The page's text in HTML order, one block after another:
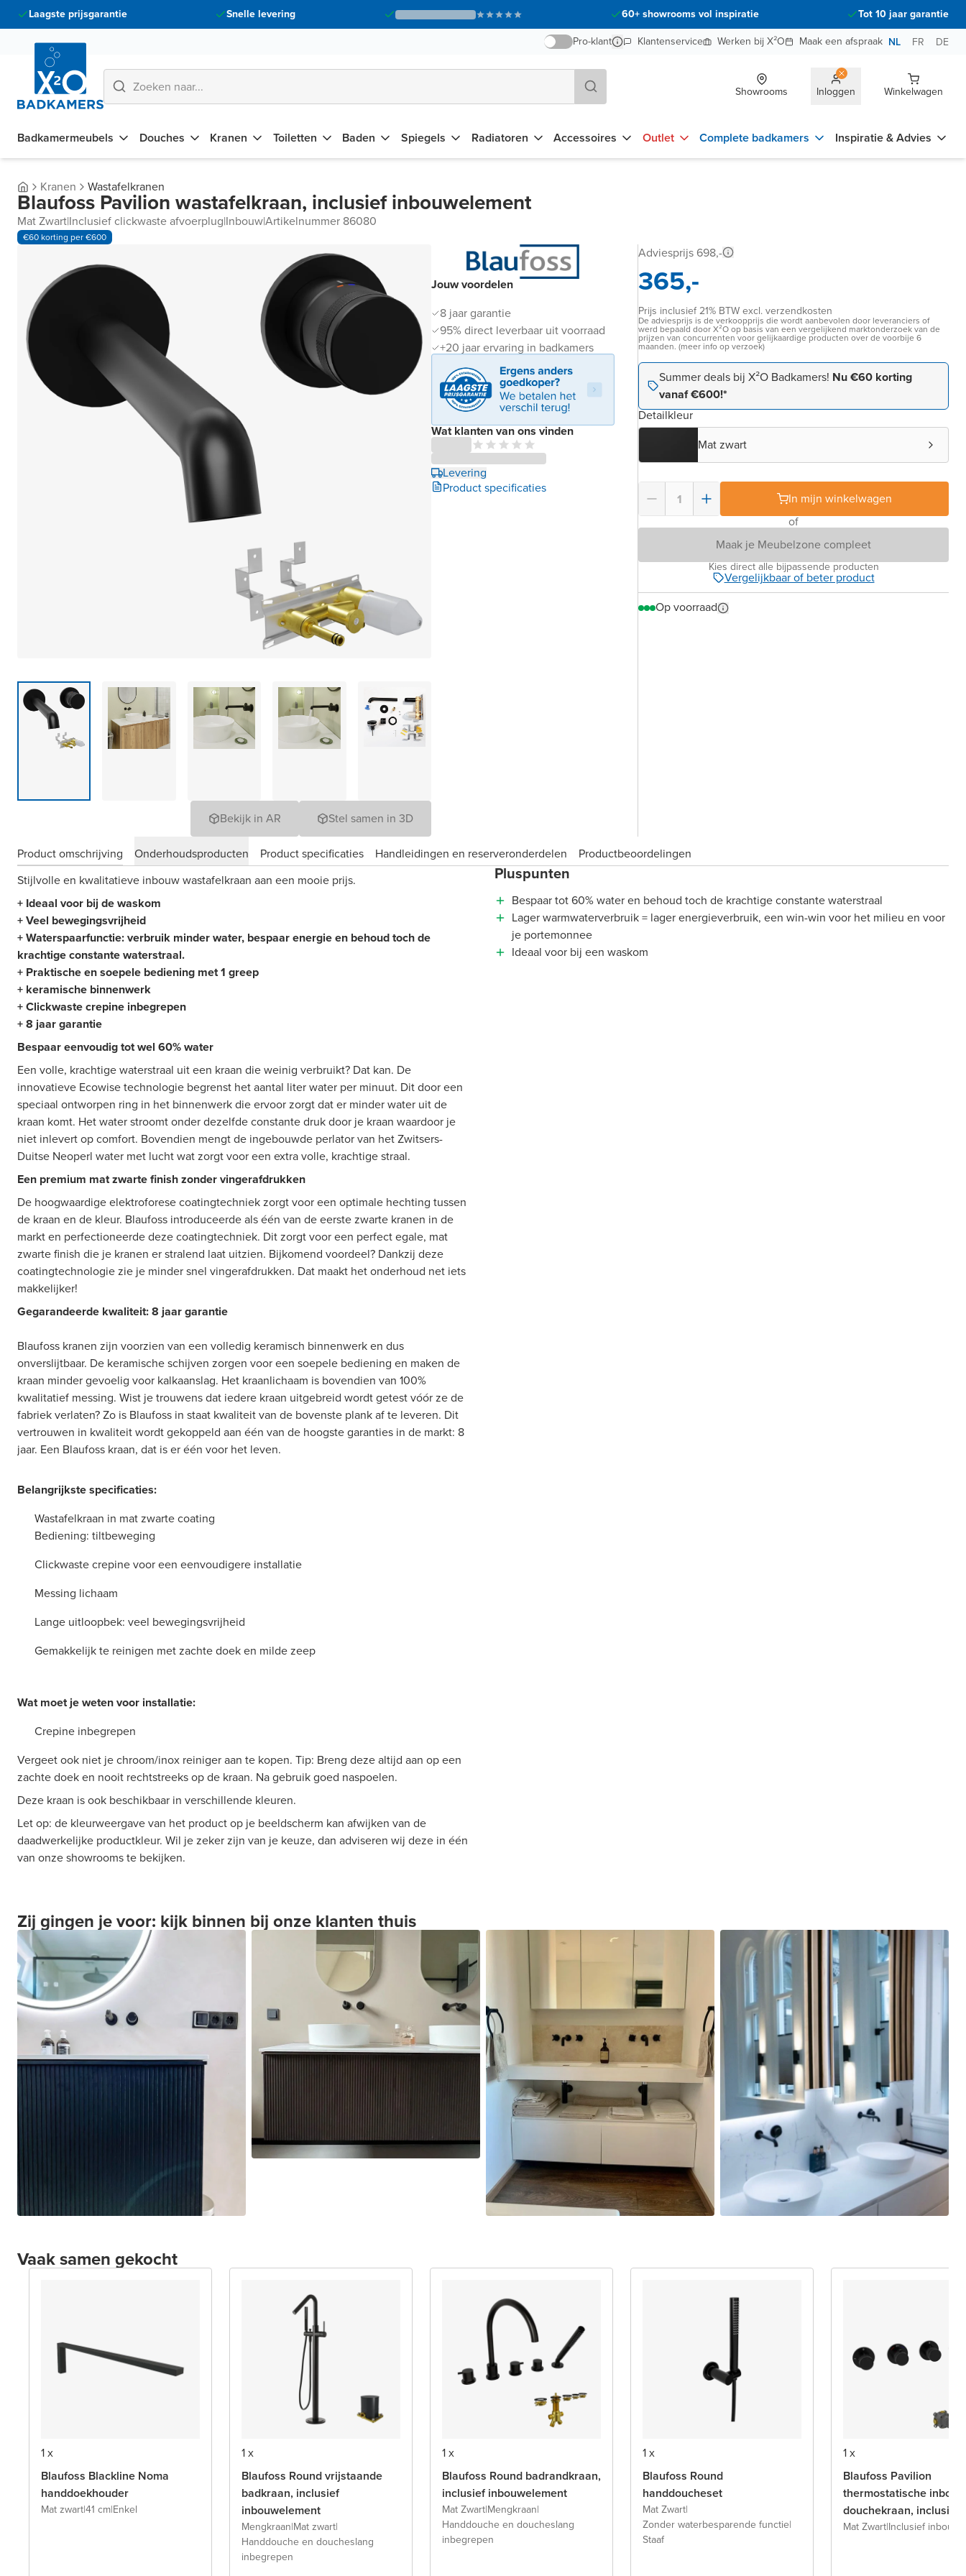
Laagste prijsgarantie Snelle levering 60+ showrooms vol inspiratie
Tot 10 jaar garantie
Pro-klant
Klantenservice Werken bij X²O Maak een afspraak NL FR DE
Showrooms Inloggen Winkelwagen
Badkamermeubels Douches Kranen Toiletten Baden Spiegels Radiatoren Accessoires Outlet Complete badkamers Inspiratie & Advies
Kranen Wastafelkranen
Blaufoss Pavilion wastafelkraan, inclusief inbouwelement
Mat Zwart|Inclusief clickwaste afvoerplug|Inbouw|Artikelnummer 86080
€60 korting per €600
Bekijk in AR Stel samen in 3D
Jouw voordelen
8 jaar garantie
95% direct leverbaar uit voorraad
+20 jaar ervaring in badkamers
Wat klanten van ons vinden
Levering
Product specificaties
Adviesprijs 698,-
365,-
Prijs inclusief 21% BTW excl. verzendkosten
De adviesprijs is de verkoopprijs die wordt aanbevolen door leveranciers of
werd bepaald door X²O op basis van een vergelijkend marktonderzoek van de
prijzen van concurrenten voor gelijkaardige producten over de voorbije 6
maanden. (meer info op verzoek)
Summer deals bij X²O Badkamers! Nu €60 korting
vanaf €600!*
Detailkleur
Mat zwart
In mijn winkelwagen
of
Maak je Meubelzone compleet
Kies direct alle bijpassende producten
Vergelijkbaar of beter product
Op voorraad
Product omschrijving Onderhoudsproducten Product specificaties Handleidingen en reserveronderdelen
Product­beoordelingen
Stijlvolle en kwalitatieve inbouw wastafelkraan aan een mooie prijs.
+ Ideaal voor bij de waskom
+ Veel bewegingsvrijheid
+ Waterspaarfunctie: verbruik minder water, bespaar energie en behoud toch de
krachtige constante waterstraal.
+ Praktische en soepele bediening met 1 greep
+ keramische binnenwerk
+ Clickwaste crepine inbegrepen
+ 8 jaar garantie
Bespaar eenvoudig tot wel 60% water
Een volle, krachtige waterstraal uit een kraan die weinig verbruikt? Dat kan. De
innovatieve Ecowise technologie begrenst het aantal liter water per minuut. Dit door een
speciaal ontworpen ring in het binnenwerk die ervoor zorgt dat er minder water uit de
kraan komt. Het water stroomt onder dezelfde constante druk door je kraan waardoor je
niet inlevert op comfort. Bovendien mengt de ingebouwde perlator van het Zwitsers-
Duitse Neoperl water met lucht wat zorgt voor een extra volle, krachtige straal.
Een premium mat zwarte finish zonder vingerafdrukken
De hoogwaardige elektroforese coatingtechniek zorgt voor een optimale hechting tussen
de kraan en de kleur. Blaufoss introduceerde als één van de eerste zwarte kranen in de
markt en perfectioneerde deze coatingtechniek. Dit zorgt voor een perfect egale, mat
zwarte finish die je kranen er stralend laat uitzien. Bijkomend voordeel? Dankzij deze
coatingtechnologie zie je minder snel vingerafdrukken. Dat maakt het onderhoud net iets
makkelijker!
Gegarandeerde kwaliteit: 8 jaar garantie
Blaufoss kranen zijn voorzien van een volledig keramisch binnenwerk en dus
onverslijtbaar. De keramische schijven zorgen voor een soepele bediening en maken de
kraan minder gevoelig voor kalkaanslag. Het kraanlichaam is bovendien van 100%
kwalitatief messing. Wist je trouwens dat iedere kraan uitgebreid wordt getest vóór ze de
fabriek verlaten? Zo is Blaufoss in staat kwaliteit van de bovenste plank af te leveren. Dit
vertrouwen in kwaliteit wordt gekoppeld aan één van de hoogste garanties in de markt: 8
jaar. Een Blaufoss kraan, dat is er één voor het leven.
Belangrijkste specificaties:
Wastafelkraan in mat zwarte coating
Bediening: tiltbeweging
Clickwaste crepine voor een eenvoudigere installatie
Messing lichaam
Lange uitloopbek: veel bewegingsvrijheid
Gemakkelijk te reinigen met zachte doek en milde zeep
Wat moet je weten voor installatie:
Crepine inbegrepen
Vergeet ook niet je chroom/inox reiniger aan te kopen. Tip: Breng deze altijd aan op een
zachte doek en nooit rechtstreeks op de kraan. Na gebruik goed naspoelen.
Deze kraan is ook beschikbaar in verschillende kleuren.
Let op: de kleurweergave van het product op je beeldscherm kan afwijken van de
daadwerkelijke productkleur. Wil je zeker zijn van je keuze, dan adviseren wij deze in één
van onze showrooms te bekijken.
Pluspunten
Bespaar tot 60% water en behoud toch de krachtige constante waterstraal
Lager warmwaterverbruik = lager energieverbruik, een win-win voor het milieu en voor
je portemonnee
Ideaal voor bij een waskom
Zij gingen je voor: kijk binnen bij onze klanten thuis
Vaak samen gekocht
1 x
Blaufoss Blackline Noma
handdoekhouder
Mat zwart|41 cm|Enkel
1 x
Blaufoss Round vrijstaande
badkraan, inclusief
inbouwelement
Mengkraan|Mat zwart|
Handdouche en doucheslang
inbegrepen
1 x
Blaufoss Round badrandkraan,
inclusief inbouwelement
Mat Zwart|Mengkraan|
Handdouche en doucheslang
inbegrepen
1 x
Blaufoss Round
handdoucheset
Mat Zwart|
Zonder waterbesparende functie|
Staaf
1 x
Blaufoss Pavilion
thermostatische inbouw
douchekraan, inclusief
inbouwelement
Mat Zwart|Inclusief